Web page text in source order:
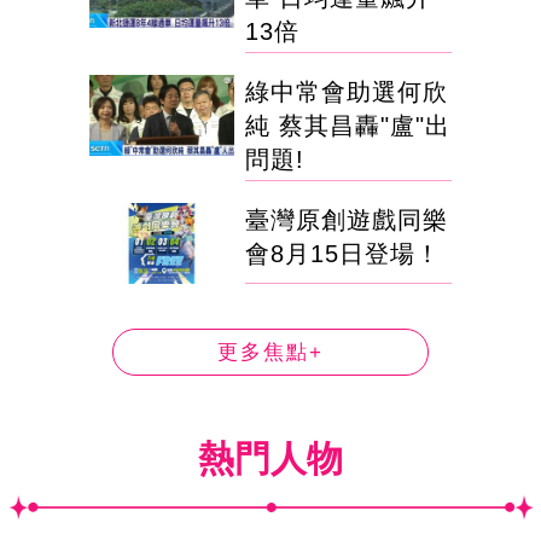
13倍
綠中常會助選何欣
純 蔡其昌轟"盧"出
問題!
臺灣原創遊戲同樂
會8月15日登場！
更多焦點+
熱門人物